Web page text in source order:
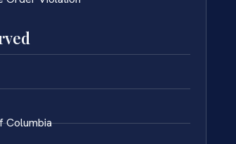
Columbia